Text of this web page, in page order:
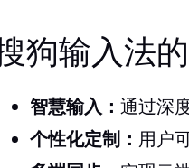
狗输入法
智慧输入： 通过深
个性化定制： 用户